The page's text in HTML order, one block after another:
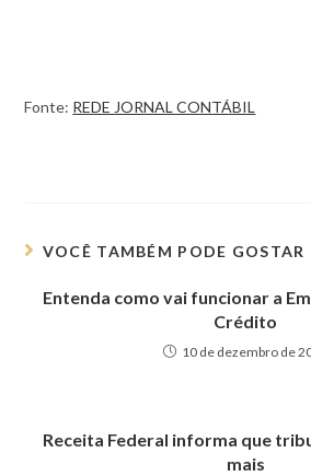
Fonte: REDE JORNAL CONTÁBIL
VOCÊ TAMBÉM PODE GOSTAR
Entenda como vai funcionar a
Crédito
10 de dezembro de
Receita Federal informa que
mais